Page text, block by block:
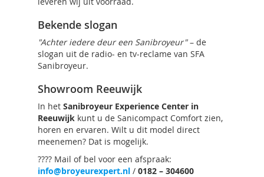
Bekende slogan
"Achter iedere deur een Sanibroyeur"– de
slogan uit de radio- en tv-reclame van SFA
Sanibroyeur.
Showroom Reeuwijk
In het Sanibroyeur Experience Center in
Reeuwijk kunt u de Sanicompact Comfort zien,
horen en ervaren. Wilt u dit model direct
meenemen? Dat is mogelijk.
???? Mail of bel voor een afspraak:
info@broyeurexpert.nl / 0182 – 304600